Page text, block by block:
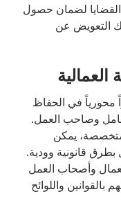
القضايا لضمان حصول
التعويض عن
العمالية
محورياً في الحفاظ
وصاحب العمل.
يمكن
قانونية وودية.
وأصحاب العمل
بالقوانين واللوائح